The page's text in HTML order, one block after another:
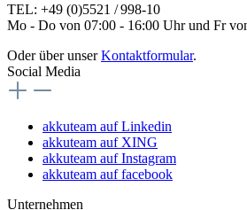
TEL: +49 (0)5521 / 998-10
Mo - Do von 07:00 - 16:00 Uhr und Fr
Oder über unserKontaktformular.
Social Media
akkuteam auf Linkedin
akkuteam auf XING
akkuteam auf Instagram
akkuteam auf facebook
Unternehmen